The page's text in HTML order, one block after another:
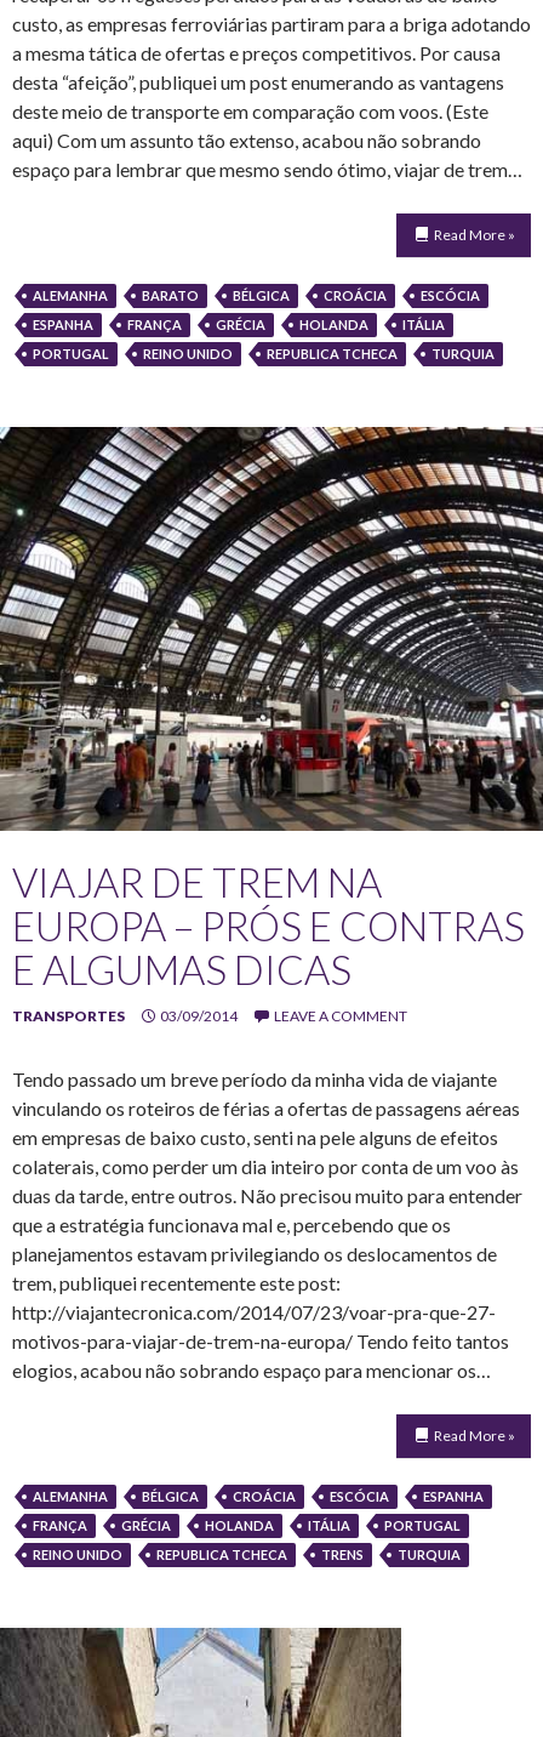
custo, as empresas ferroviárias partiram para a briga adotando
a mesma tática de ofertas e preços competitivos. Por causa
desta “afeição”, publiquei um post enumerando as vantagens
deste meio de transporte em comparação com voos. (Este
aqui) Com um assunto tão extenso, acabou não sobrando
espaço para lembrar que mesmo sendo ótimo, viajar de trem…
Read More »
ALEMANHA BARATO BÉLGICA CROÁCIA
ESCÓCIA
ESPANHA
FRANÇA GRÉCIA HOLANDA
ITÁLIA
PORTUGAL
REINO UNIDO REPUBLICA TCHECA TURQUIA
VIAJAR DE TREM NA
EUROPA – PRÓS E CONTRAS
E ALGUMAS DICAS
TRANSPORTES 03/09/2014 LEAVE A COMMENT
Tendo passado um breve período da minha vida de viajante
vinculando os roteiros de férias a ofertas de passagens aéreas
em empresas de baixo custo, senti na pele alguns de efeitos
colaterais, como perder um dia inteiro por conta de um voo às
duas da tarde, entre outros. Não precisou muito para entender
que a estratégia funcionava mal e, percebendo que os
planejamentos estavam privilegiando os deslocamentos de
trem, publiquei recentemente este post:
http://viajantecronica.com/2014/07/23/voar-pra-que-27-
motivos-para-viajar-de-trem-na-europa/ Tendo feito tantos
elogios, acabou não sobrando espaço para mencionar os…
Read More »
ALEMANHA BÉLGICA CROÁCIA ESCÓCIA
ESPANHA
FRANÇA
GRÉCIA HOLANDA ITÁLIA
PORTUGAL
REINO UNIDO
REPUBLICA TCHECA TRENS TURQUIA